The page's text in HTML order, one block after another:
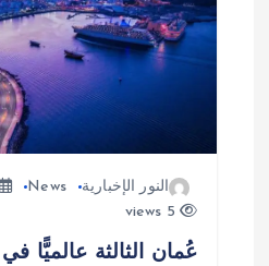
النور الإخبارية News
5 views
عُمان الثالثة عالميًّا